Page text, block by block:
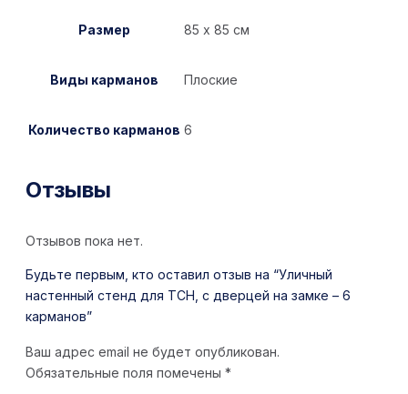
Размер 85 х 85 см
Виды карманов Плоские
Количество карманов 6
Отзывы
Отзывов пока нет.
Будьте первым, кто оставил отзыв на “Уличный
настенный стенд для ТСН, с дверцей на замке – 6
карманов”
Ваш адрес email не будет опубликован.
Обязательные поля помечены *